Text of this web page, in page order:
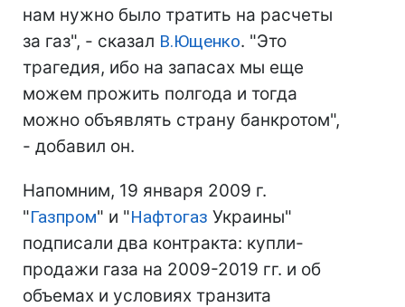
нам нужно было тратить на расчеты
за газ", - сказал В.Ющенко. "Это
трагедия, ибо на запасах мы еще
можем прожить полгода и тогда
можно объявлять страну банкротом",
- добавил он.
Напомним, 19 января 2009 г.
"Газпром" и "Нафтогаз Украины"
подписали два контракта: купли-
продажи газа на 2009-2019 гг. и об
объемах и условиях транзита